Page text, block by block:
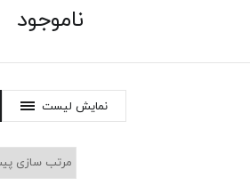
ناموجود
نمایش لیست